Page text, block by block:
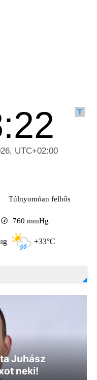
Túlnyomóan felhős
760 mmHg
+33°C
Juhász
neki!